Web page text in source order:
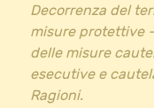
Decorrenza del
misure protettive
delle misure
esecutive e
Ragioni.